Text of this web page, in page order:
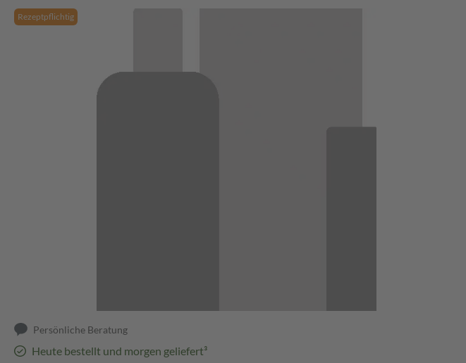
Rezeptpflichtig
Persönliche Beratung
Heute bestellt und morgen geliefert³